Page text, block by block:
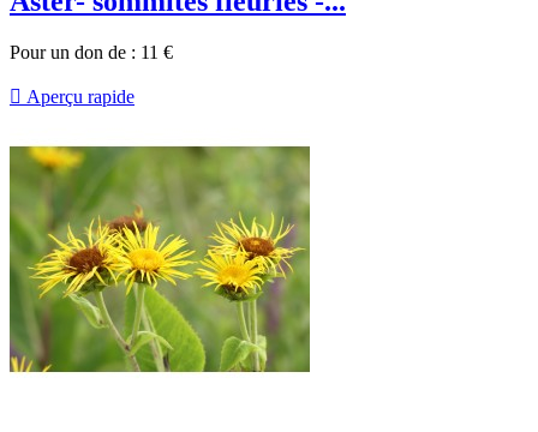
Pour un don de : 11 €
 Aperçu rapide